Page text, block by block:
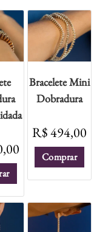
Bracelete Mini
Dobradura
R$494,00
Comprar